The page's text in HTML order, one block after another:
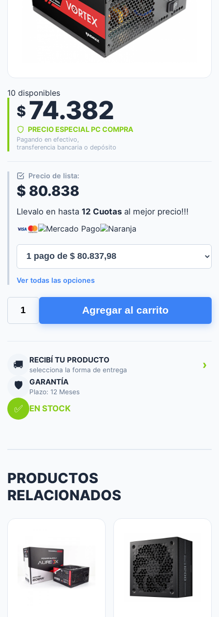
10 disponibles
$ 74.382
PRECIO ESPECIAL PC COMPRA
Pagando en efectivo,
transferencia bancaria o depósito
Precio de lista:
$ 80.838
Llevalo en hasta 12 Cuotas al mejor precio!!!
Ver todas las opciones
FUENTE
GAMER
RAIDMAX
cantidad
Agregar al carrito
🚚 RECIBÍ TU PRODUCTO
selecciona la forma de entrega ›
🛡️ GARANTÍA
Plazo: 12 Meses
✅ EN STOCK
PRODUCTOS
RELACIONADOS